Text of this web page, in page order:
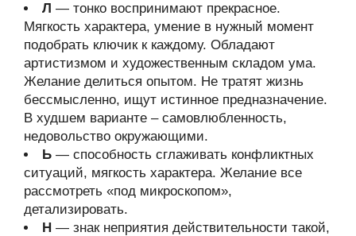
Л — тонко воспринимают прекрасное.
Мягкость характера, умение в нужный момент
подобрать ключик к каждому. Обладают
артистизмом и художественным складом ума.
Желание делиться опытом. Не тратят жизнь
бессмысленно, ищут истинное предназначение.
В худшем варианте – самовлюбленность,
недовольство окружающими.
Ь — способность сглаживать конфликтных
ситуаций, мягкость характера. Желание все
рассмотреть «под микроскопом»,
детализировать.
Н — знак неприятия действительности такой,